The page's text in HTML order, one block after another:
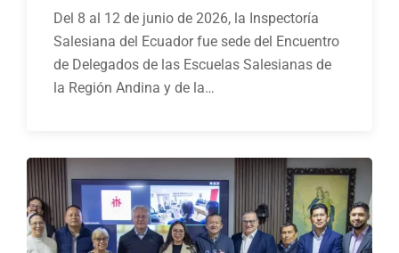
Del 8 al 12 de junio de 2026, la Inspectoría
Salesiana del Ecuador fue sede del Encuentro
de Delegados de las Escuelas Salesianas de
la Región Andina y de la…